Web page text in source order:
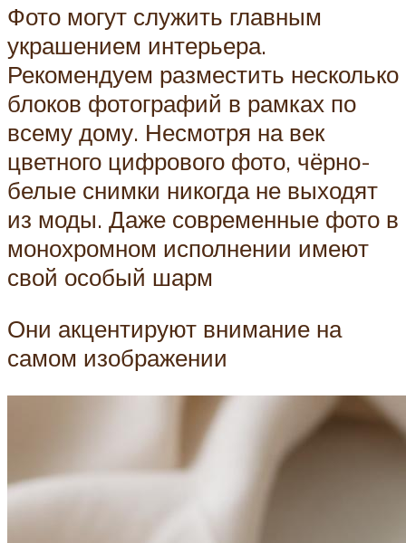
Фото могут служить главным
украшением интерьера.
Рекомендуем разместить несколько
блоков фотографий в рамках по
всему дому. Несмотря на век
цветного цифрового фото, чёрно-
белые снимки никогда не выходят
из моды. Даже современные фото в
монохромном исполнении имеют
свой особый шарм
Они акцентируют внимание на
самом изображении